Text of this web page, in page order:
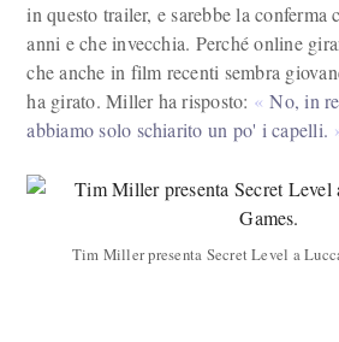
in questo trailer, e sarebbe la conferma
anni e che invecchia. Perché online
che anche in film recenti sembra
ha girato. Miller ha risposto:
No, in
abbiamo solo schiarito un po' i capelli.
Tim Miller presenta Secret Level a